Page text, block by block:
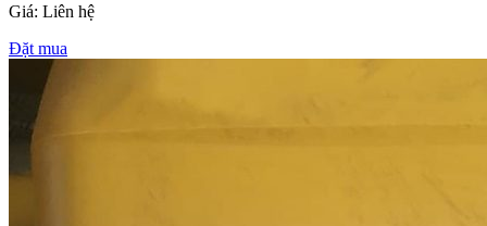
Giá: Liên hệ
Đặt mua